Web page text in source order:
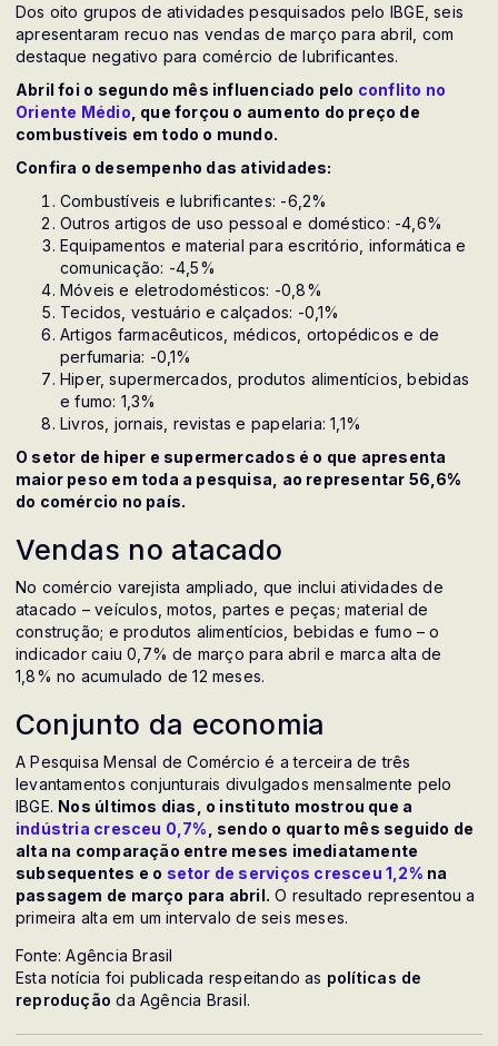
Dos oito grupos de atividades pesquisados pelo IBGE, seis
apresentaram recuo nas vendas de março para abril, com
destaque negativo para comércio de lubrificantes.
Abril foi o segundo mês influenciado pelo conflito no
Oriente Médio , que forçou o aumento do preço de
combustíveis em todo o mundo.
Confira o desempenho das atividades:
Combustíveis e lubrificantes: -6,2%
Outros artigos de uso pessoal e doméstico: -4,6%
Equipamentos e material para escritório, informática e
comunicação: -4,5%
Móveis e eletrodomésticos: -0,8%
Tecidos, vestuário e calçados: -0,1%
Artigos farmacêuticos, médicos, ortopédicos e de
perfumaria: -0,1%
Hiper, supermercados, produtos alimentícios, bebidas
e fumo: 1,3%
Livros, jornais, revistas e papelaria: 1,1%
O setor de hiper e supermercados é o que apresenta
maior peso em toda a pesquisa, ao representar 56,6%
do comércio no país.
Vendas no atacado
No comércio varejista ampliado, que inclui atividades de
atacado – veículos, motos, partes e peças; material de
construção; e produtos alimentícios, bebidas e fumo – o
indicador caiu 0,7% de março para abril e marca alta de
1,8% no acumulado de 12 meses.
Conjunto da economia
A Pesquisa Mensal de Comércio é a terceira de três
levantamentos conjunturais divulgados mensalmente pelo
IBGE. Nos últimos dias, o instituto mostrou que a
indústria cresceu 0,7% , sendo o quarto mês seguido de
alta na comparação entre meses imediatamente
subsequentes e o setor de serviços cresceu 1,2% na
passagem de março para abril. O resultado representou a
primeira alta em um intervalo de seis meses.
Fonte: Agência Brasil
Esta notícia foi publicada respeitando as políticas de
reprodução da Agência Brasil.